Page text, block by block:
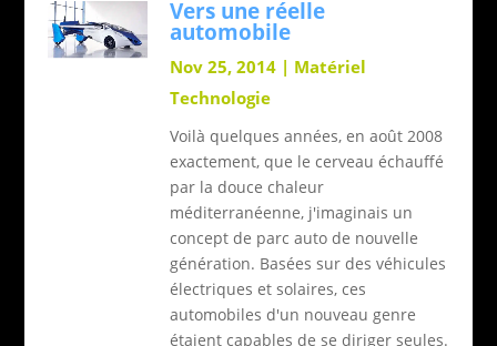
Vers une réelle
automobile
Nov 25, 2014 | Matériel
Technologie
Voilà quelques années, en août 2008
exactement, que le cerveau échauffé
par la douce chaleur
méditerranéenne, j'imaginais un
concept de parc auto de nouvelle
génération. Basées sur des véhicules
électriques et solaires, ces
automobiles d'un nouveau genre
étaient capables de se diriger seules.